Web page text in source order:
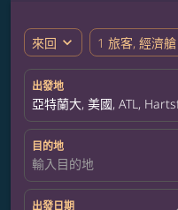
來回 expand_more 1 旅客, 經濟艙
出發地
亞特蘭大, 美國, ATL,
目的地
輸入目的地
出發日期